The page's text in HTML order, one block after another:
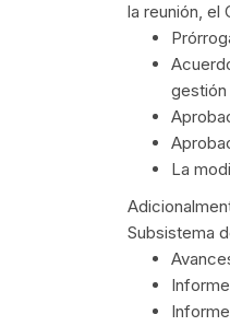
la reunión, el
La
Subsistema